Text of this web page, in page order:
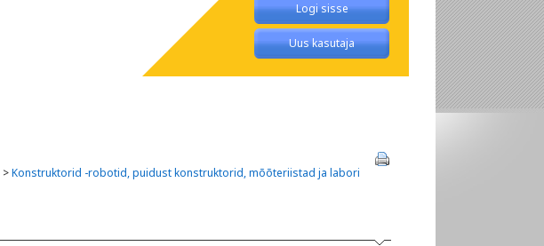
Logi sisse
Uus kasutaja
>Konstruktorid -robotid, puidust konstruktorid, mõõteriistad ja labori